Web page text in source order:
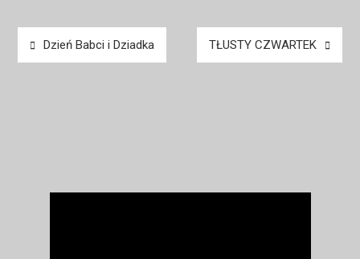
Nawigacja
wpisu
Dzień Babci i Dziadka TŁUSTY CZWARTEK